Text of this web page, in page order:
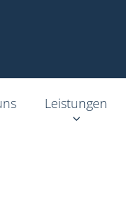
Leistungen